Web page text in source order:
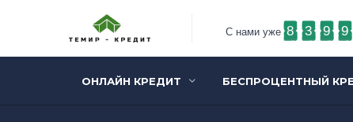
С нами уже 8 3 9 9
ОНЛАЙН КРЕДИТ БЕСПРОЦЕНТНЫЙ